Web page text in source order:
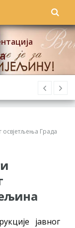
освјетљења Града
јавног